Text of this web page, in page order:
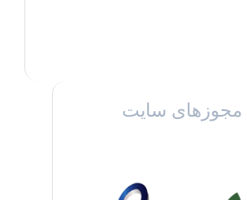
مجوزهای سایت